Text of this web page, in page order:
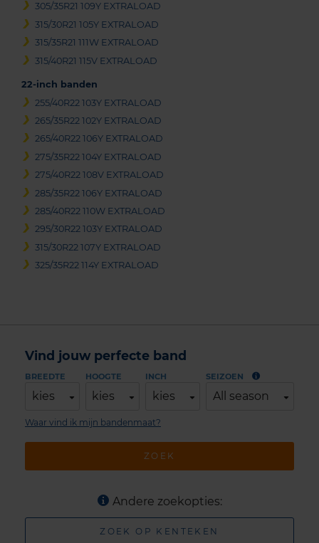
305/35R21 109Y EXTRALOAD
315/30R21 105Y EXTRALOAD
315/35R21 111W EXTRALOAD
315/40R21 115V EXTRALOAD
22-inch banden
255/40R22 103Y EXTRALOAD
265/35R22 102Y EXTRALOAD
265/40R22 106Y EXTRALOAD
275/35R22 104Y EXTRALOAD
275/40R22 108V EXTRALOAD
285/35R22 106Y EXTRALOAD
285/40R22 110W EXTRALOAD
295/30R22 103Y EXTRALOAD
315/30R22 107Y EXTRALOAD
325/35R22 114Y EXTRALOAD
Vind jouw perfecte band
BREEDTE
kies
HOOGTE
kies
INCH
kies
SEIZOEN
All season
ZOEK
Waar vind ik mijn bandenmaat?
Andere zoekopties:
ZOEK OP KENTEKEN